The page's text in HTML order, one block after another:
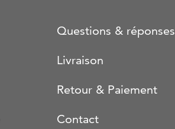
Questions & réponses
Livraison
Retour & Paiement
Contact